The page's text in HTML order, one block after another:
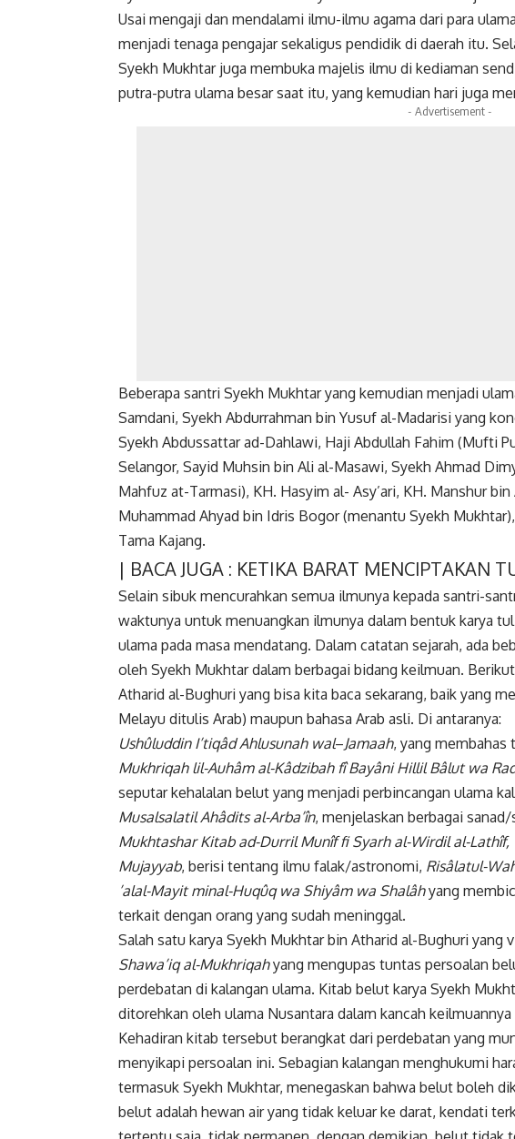
Usai mengaji dan mendalami ilmu-ilmu agama dari para
menjadi tenaga pengajar sekaligus pendidik di daerah itu.
Syekh Mukhtar juga membuka majelis ilmu di kediaman
putra-putra ulama besar saat itu, yang kemudian hari juga
- Advertisement -
Beberapa santri Syekh Mukhtar yang kemudian menjadi
Samdani, Syekh Abdurrahman bin Yusuf al-Madarisi yang
Syekh Abdussattar ad-Dahlawi, Haji Abdullah Fahim (Mufti
Selangor, Sayid Muhsin bin Ali al-Masawi, Syekh Ahmad
Mahfuz at-Tarmasi), KH. Hasyim al- Asy’ari, KH. Manshur
Muhammad Ahyad bin Idris Bogor (menantu Syekh
Tama Kajang.
| BACA JUGA : KETIKA BARAT MENCIPTAKAN
Selain sibuk mencurahkan semua ilmunya kepada santri-
waktunya untuk menuangkan ilmunya dalam bentuk karya
ulama pada masa mendatang. Dalam catatan sejarah, ada
oleh Syekh Mukhtar dalam berbagai bidang keilmuan.
Atharid al-Bughuri yang bisa kita baca sekarang, baik yang
Melayu ditulis Arab) maupun bahasa Arab asli. Di antaranya:
Ushûluddin I’tiqâd Ahlusunah wal–Jamaah, yang membahas
Mukhriqah lil-Auhâm al-Kâdzibah fî Bayâni Hillil Bâlut wa
seputar kehalalan belut yang menjadi perbincangan ulama
Musalsalatil Ahâdits al-Arba’în, menjelaskan berbagai
Mukhtashar Kitab ad-Durril Munîf fi Syarh al-Wirdil al-Lathîf,
Mujayyab, berisi tentang ilmu falak/astronomi, Risâlatul-
’alal-Mayit minal-Huqûq wa Shiyâm wa Shalâhyang
terkait dengan orang yang sudah meninggal.
Salah satu karya Syekh Mukhtar bin Atharid al-Bughuri yang
Shawa’iq al-Mukhriqahyang mengupas tuntas persoalan
perdebatan di kalangan ulama. Kitab belut karya Syekh
ditorehkan oleh ulama Nusantara dalam kancah
Kehadiran kitab tersebut berangkat dari perdebatan yang
menyikapi persoalan ini. Sebagian kalangan menghukumi
termasuk Syekh Mukhtar, menegaskan bahwa belut boleh
belut adalah hewan air yang tidak keluar ke darat, kendati